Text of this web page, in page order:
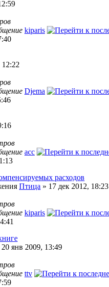
kiparis
12:22
Djema
acc
расходов
Птица » 17 дек 2012, 18:23
kiparis
20 янв 2009, 13:49
ttv